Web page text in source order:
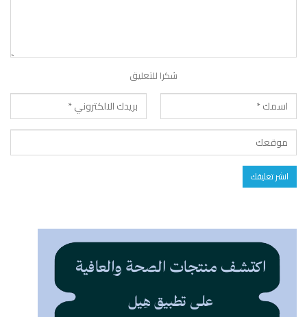
شكرا للتعليق